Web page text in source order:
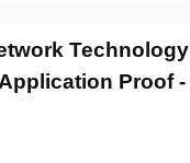
Technology
Proof -